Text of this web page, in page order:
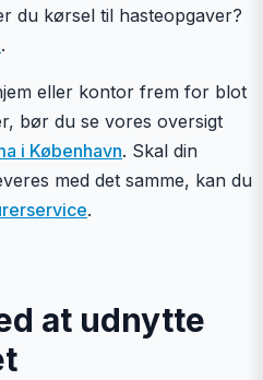
du kørsel til hasteopgaver?
.
eller kontor frem for blot
bør du se vores oversigt
i København. Skal din
med det samme, kan du
.
at udnytte